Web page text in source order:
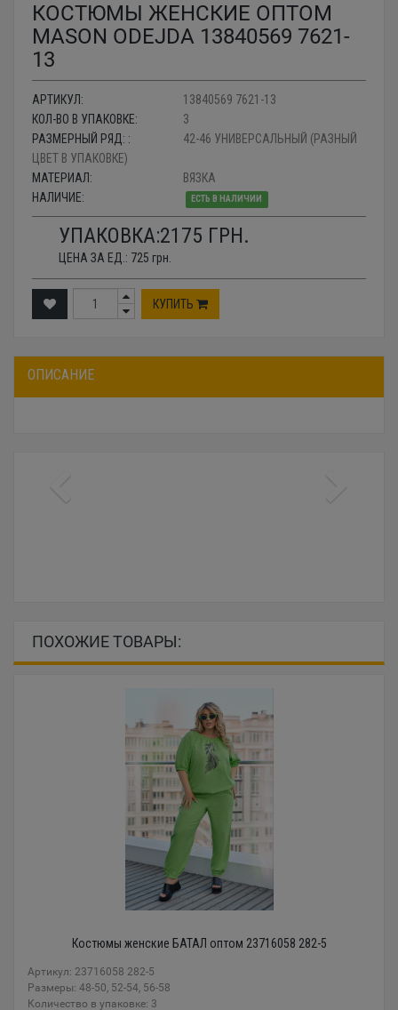
КОСТЮМЫ ЖЕНСКИЕ ОПТОМ
MASON ODEJDA 13840569 7621-
13
АРТИКУЛ:
13840569 7621-13
КОЛ-ВО В УПАКОВКЕ:
3
РАЗМЕРНЫЙ РЯД: :
42-46 УНИВЕРСАЛЬНЫЙ (РАЗНЫЙ
ЦВЕТ В УПАКОВКЕ)
МАТЕРИАЛ:
ВЯЗКА
НАЛИЧИЕ:
ЕСТЬ В НАЛИЧИИ
УПАКОВКА:2175 ГРН.
ЦЕНА ЗА ЕД.: 725 грн.
КУПИТЬ
ОПИСАНИЕ
ПОХОЖИЕ ТОВАРЫ:
Костюмы женские БАТАЛ оптом 23716058 282-5
Артикул: 23716058 282-5
Размеры: 48-50, 52-54, 56-58
Количество в упаковке: 3